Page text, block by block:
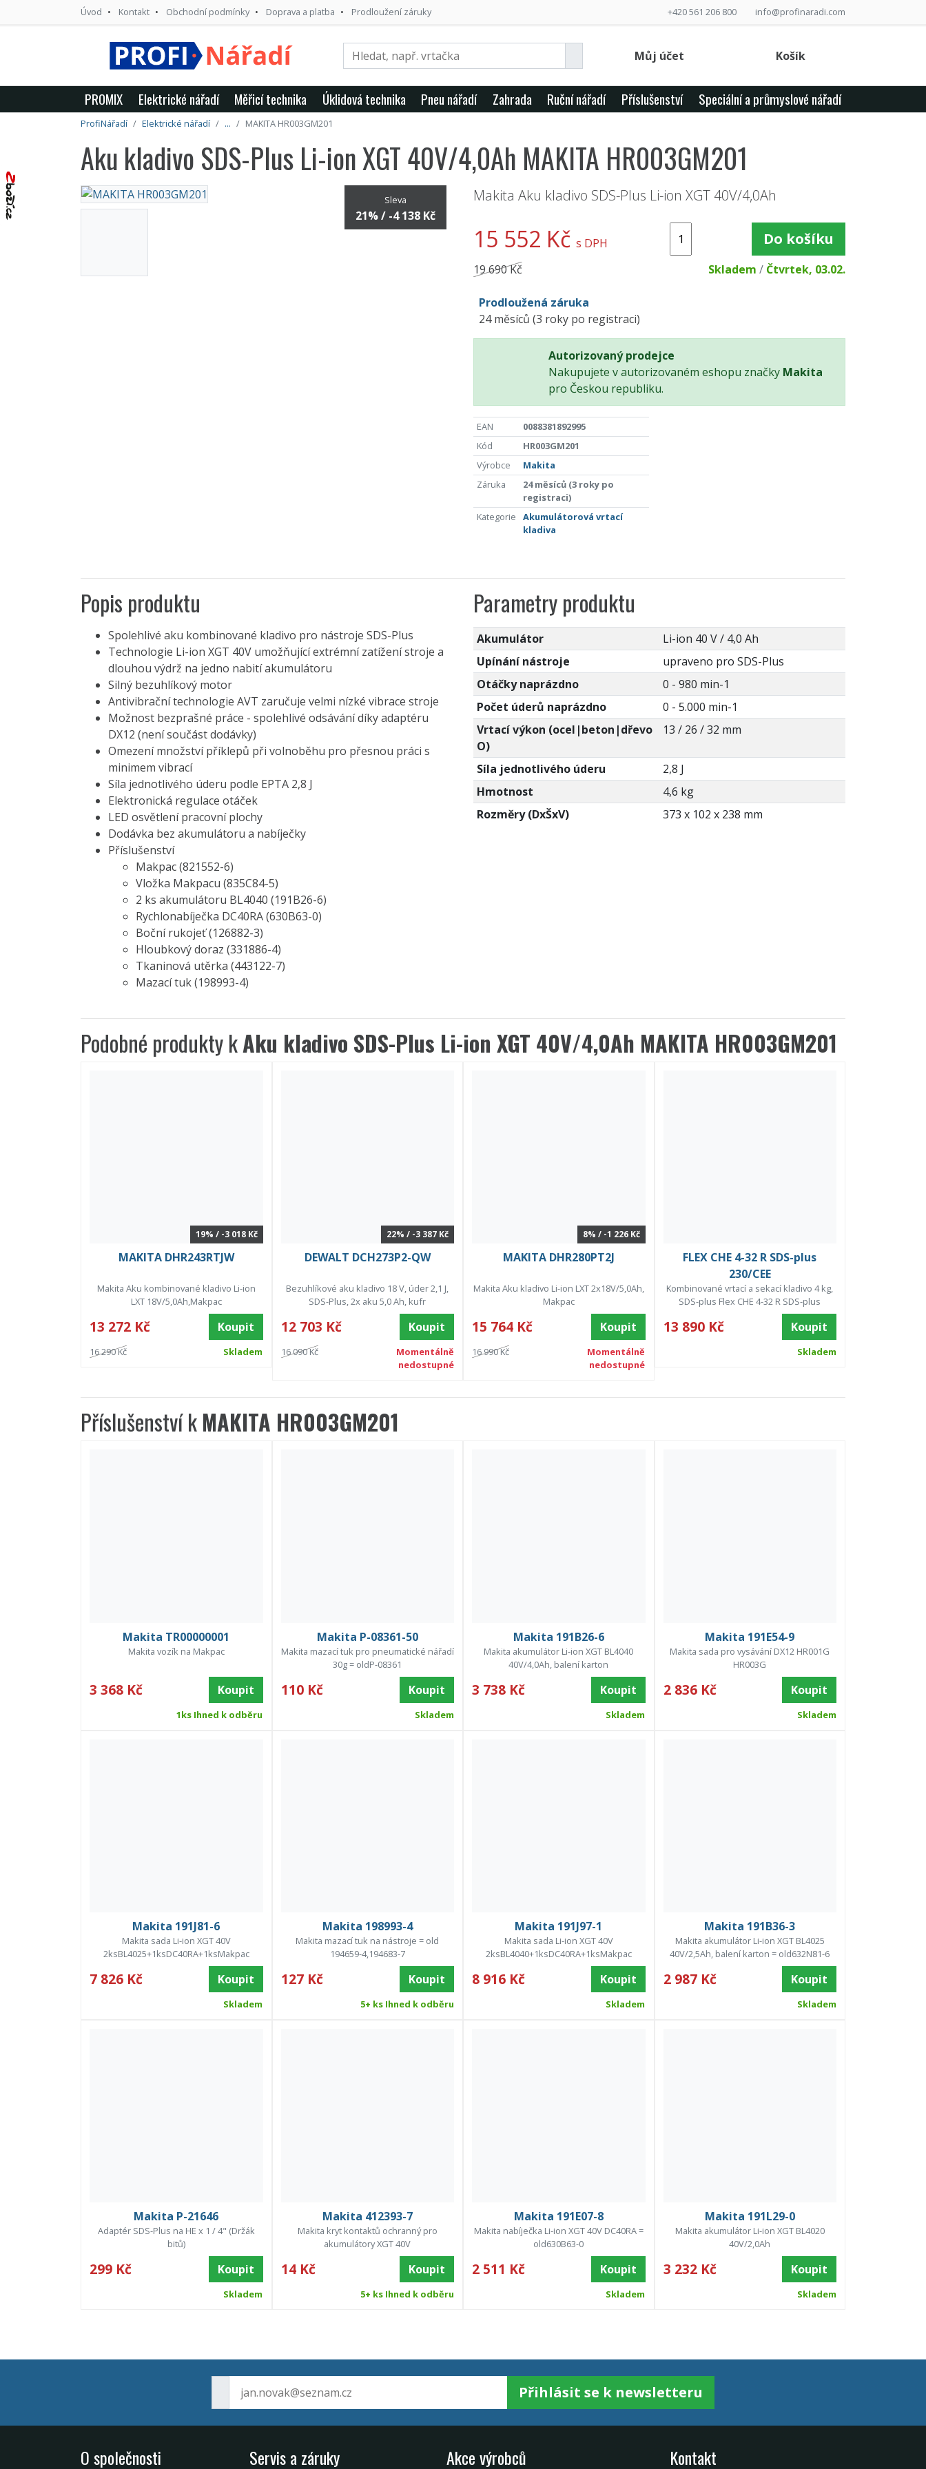
Úvod Kontakt Obchodní podmínky Doprava a platba Prodloužení záruky +420 561 206 800 info@profinaradi.com
Můj účet Košík
PROMIX Elektrické nářadí Měřicí technika Úklidová technika Pneu nářadí Zahrada Ruční nářadí Příslušenství Speciální a průmyslové nářadí
ProfiNářadí Elektrické nářadí ... MAKITA HR003GM201
Aku kladivo SDS-Plus Li-ion XGT 40V/4,0Ah MAKITA HR003GM201
Sleva
21% / -4 138 Kč
Makita Aku kladivo SDS-Plus Li-ion XGT 40V/4,0Ah
15 552 Kč s DPH Do košíku
19 690 Kč Skladem / Čtvrtek, 03.02.
Prodloužená záruka
24 měsíců (3 roky po registraci)
Autorizovaný prodejce
Nakupujete v autorizovaném eshopu značky Makita
pro Českou republiku.
EAN
0088381892995
Kód
HR003GM201
Výrobce
Makita
Záruka
24 měsíců (3 roky po
registraci)
Kategorie
Akumulátorová vrtací
kladiva
Popis produktu
Spolehlivé aku kombinované kladivo pro nástroje SDS-Plus
Technologie Li-ion XGT 40V umožňující extrémní zatížení stroje a
dlouhou výdrž na jedno nabití akumulátoru
Silný bezuhlíkový motor
Antivibrační technologie AVT zaručuje velmi nízké vibrace stroje
Možnost bezprašné práce - spolehlivé odsávání díky adaptéru
DX12 (není součást dodávky)
Omezení množství příklepů při volnoběhu pro přesnou práci s
minimem vibrací
Síla jednotlivého úderu podle EPTA 2,8 J
Elektronická regulace otáček
LED osvětlení pracovní plochy
Dodávka bez akumulátoru a nabíječky
Příslušenství
Makpac (821552-6)
Vložka Makpacu (835C84-5)
2 ks akumulátoru BL4040 (191B26-6)
Rychlonabíječka DC40RA (630B63-0)
Boční rukojeť (126882-3)
Hloubkový doraz (331886-4)
Tkaninová utěrka (443122-7)
Mazací tuk (198993-4)
Parametry produktu
Akumulátor
Li-ion 40 V / 4,0 Ah
Upínání nástroje
upraveno pro SDS-Plus
Otáčky naprázdno
0 - 980 min-1
Počet úderů naprázdno
0 - 5.000 min-1
Vrtací výkon (ocel|beton|dřevo
O)
13 / 26 / 32 mm
Síla jednotlivého úderu
2,8 J
Hmotnost
4,6 kg
Rozměry (DxŠxV)
373 x 102 x 238 mm
Podobné produkty kAku kladivo SDS-Plus Li-ion XGT 40V/4,0Ah MAKITA HR003GM201
19% / -3 018 Kč
MAKITA DHR243RTJW
Makita Aku kombinované kladivo Li-ion
LXT 18V/5,0Ah,Makpac
13 272 Kč Koupit
16 290 Kč Skladem
22% / -3 387 Kč
DEWALT DCH273P2-QW
Bezuhlíkové aku kladivo 18 V, úder 2,1 J,
SDS-Plus, 2x aku 5,0 Ah, kufr
12 703 Kč Koupit
16 090 Kč
Momentálně
nedostupné
8% / -1 226 Kč
MAKITA DHR280PT2J
Makita Aku kladivo Li-ion LXT 2x18V/5,0Ah,
Makpac
15 764 Kč Koupit
16 990 Kč
Momentálně
nedostupné
FLEX CHE 4-32 R SDS-plus
230/CEE
Kombinované vrtací a sekací kladivo 4 kg,
SDS-plus Flex CHE 4-32 R SDS-plus
13 890 Kč Koupit
Skladem
Příslušenství kMAKITA HR003GM201
Makita TR00000001
Makita vozík na Makpac
3 368 Kč Koupit
1ks Ihned k odběru
Makita P-08361-50
Makita mazací tuk pro pneumatické nářadí
30g = oldP-08361
110 Kč Koupit
Skladem
Makita 191B26-6
Makita akumulátor Li-ion XGT BL4040
40V/4,0Ah, balení karton
3 738 Kč Koupit
Skladem
Makita 191E54-9
Makita sada pro vysávání DX12 HR001G
HR003G
2 836 Kč Koupit
Skladem
Makita 191J81-6
Makita sada Li-ion XGT 40V
2ksBL4025+1ksDC40RA+1ksMakpac
7 826 Kč Koupit
Skladem
Makita 198993-4
Makita mazací tuk na nástroje = old
194659-4,194683-7
127 Kč Koupit
5+ ks Ihned k odběru
Makita 191J97-1
Makita sada Li-ion XGT 40V
2ksBL4040+1ksDC40RA+1ksMakpac
8 916 Kč Koupit
Skladem
Makita 191B36-3
Makita akumulátor Li-ion XGT BL4025
40V/2,5Ah, balení karton = old632N81-6
2 987 Kč Koupit
Skladem
Makita P-21646
Adaptér SDS-Plus na HE x 1 / 4" (Držák
bitů)
299 Kč Koupit
Skladem
Makita 412393-7
Makita kryt kontaktů ochranný pro
akumulátory XGT 40V
14 Kč Koupit
5+ ks Ihned k odběru
Makita 191E07-8
Makita nabíječka Li-ion XGT 40V DC40RA =
old630B63-0
2 511 Kč Koupit
Skladem
Makita 191L29-0
Makita akumulátor Li-ion XGT BL4020
40V/2,0Ah
3 232 Kč Koupit
Skladem
Přihlásit se k newsletteru
O společnosti Servis a záruky Akce výrobců Kontakt